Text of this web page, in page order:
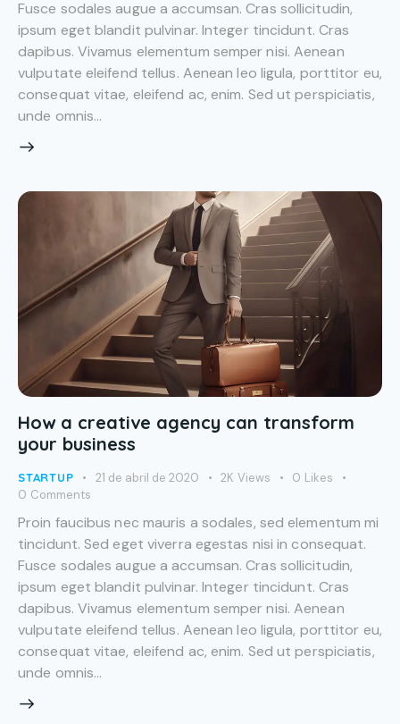
Fusce sodales augue a accumsan. Cras sollicitudin,
ipsum eget blandit pulvinar. Integer tincidunt. Cras
dapibus. Vivamus elementum semper nisi. Aenean
vulputate eleifend tellus. Aenean leo ligula, porttitor eu,
consequat vitae, eleifend ac, enim. Sed ut perspiciatis,
unde omnis…
How a creative agency can transform
your business
STARTUP 21 de abril de 2020 2K Views 0 Likes
0 Comments
Proin faucibus nec mauris a sodales, sed elementum mi
tincidunt. Sed eget viverra egestas nisi in consequat.
Fusce sodales augue a accumsan. Cras sollicitudin,
ipsum eget blandit pulvinar. Integer tincidunt. Cras
dapibus. Vivamus elementum semper nisi. Aenean
vulputate eleifend tellus. Aenean leo ligula, porttitor eu,
consequat vitae, eleifend ac, enim. Sed ut perspiciatis,
unde omnis…